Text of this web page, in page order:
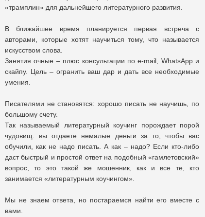
«трамплин» для дальнейшего литературного развития.
В ближайшее время планируется первая встреча с
авторами, которые хотят научиться тому, что называется
искусством слова.
Занятия очные – плюс консультации по e-mail, WhatsApp и
скайпу. Цель – огранить ваш дар и дать все необходимые
умения.
Писателями не становятся: хорошо писать не научишь, по
большому счету.
Так называемый литературный коучинг порождает порой
чудовищ: вы отдаете немалые деньги за то, чтобы вас
обучили, как не надо писать. А как – надо? Если кто-либо
даст быстрый и простой ответ на подобный «гамлетовский»
вопрос, то это такой же мошенник, как и все те, кто
занимается «литературным коучингом».
Мы не знаем ответа, но постараемся найти его вместе с
вами.